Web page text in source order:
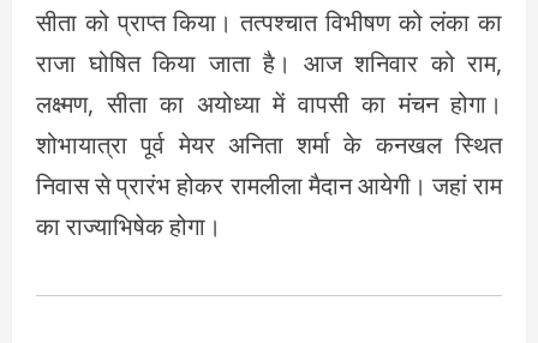
सीता को प्राप्त किया। तत्पश्चात विभीषण को लंका का
राजा घोषित किया जाता है। आज शनिवार को राम,
लक्ष्मण, सीता का अयोध्या में वापसी का मंचन होगा।
शोभायात्रा पूर्व मेयर अनिता शर्मा के कनखल स्थित
निवास से प्रारंभ होकर रामलीला मैदान आयेगी। जहां राम
का राज्याभिषेक होगा।